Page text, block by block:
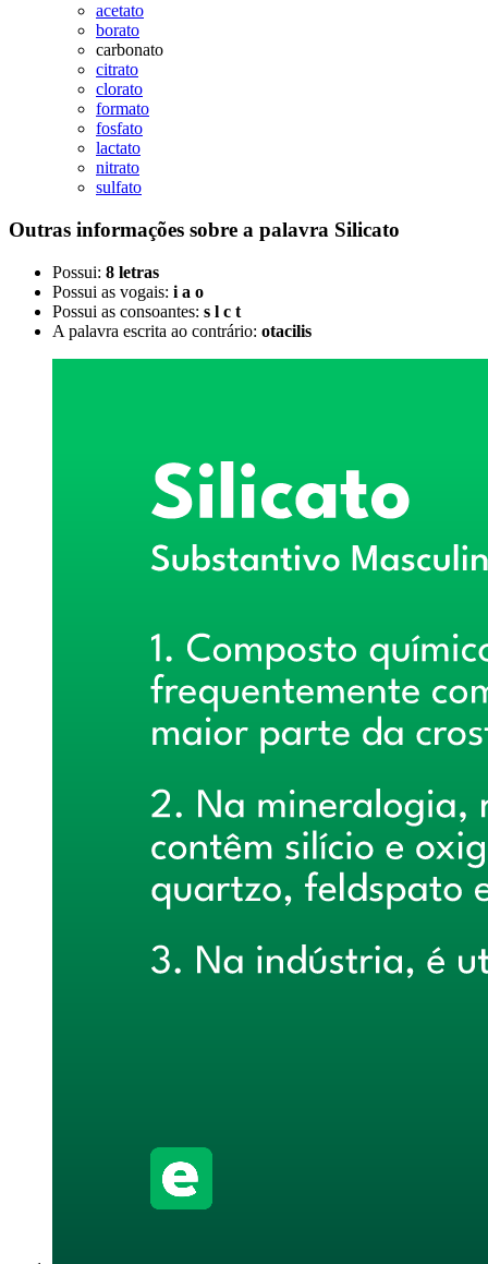
acetato
borato
carbonato
citrato
clorato
formato
fosfato
lactato
nitrato
sulfato
Outras informações sobre a palavra Silicato
Possui: 8 letras
Possui as vogais: i a o
Possui as consoantes: s l c t
A palavra escrita ao contrário: otacilis